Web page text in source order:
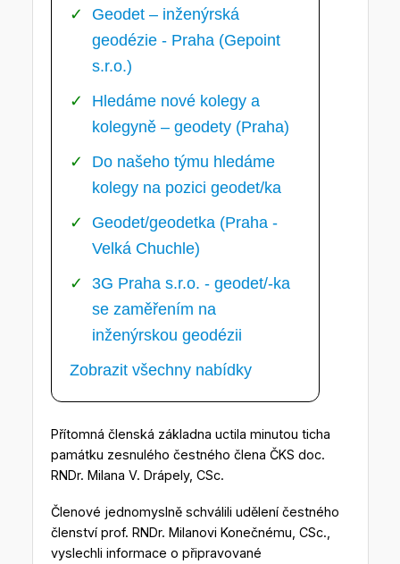
Geodet – inženýrská
geodézie - Praha (Gepoint
s.r.o.)
Hledáme nové kolegy a
kolegyně – geodety (Praha)
Do našeho týmu hledáme
kolegy na pozici geodet/ka
Geodet/geodetka (Praha -
Velká Chuchle)
3G Praha s.r.o. - geodet/-ka
se zaměřením na
inženýrskou geodézii
Zobrazit všechny nabídky
Přítomná členská základna uctila minutou ticha
památku zesnulého čestného člena ČKS doc.
RNDr. Milana V. Drápely, CSc.
Členové jednomyslně schválili udělení čestného
členství prof. RNDr. Milanovi Konečnému, CSc.,
vyslechli informace o připravované